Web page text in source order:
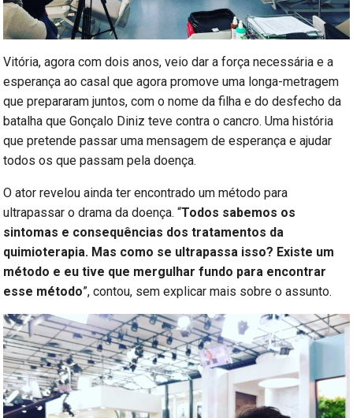
Vitória, agora com dois anos, veio dar a força necessária e a
esperança ao casal que agora promove uma longa-metragem
que prepararam juntos, com o nome da filha e do desfecho da
batalha que Gonçalo Diniz teve contra o cancro. Uma história
que pretende passar uma mensagem de esperança e ajudar
todos os que passam pela doença.
O ator revelou ainda ter encontrado um método para
ultrapassar o drama da doença. “Todos sabemos os
sintomas e consequências dos tratamentos da
quimioterapia. Mas como se ultrapassa isso? Existe um
método e eu tive que mergulhar fundo para encontrar
esse método”, contou, sem explicar mais sobre o assunto.